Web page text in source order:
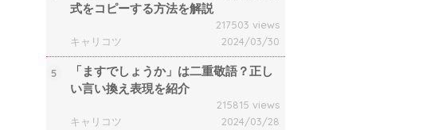
式をコピーする方法を解説
217503 views
キャリコツ
2024/03/30
5
「ますでしょうか」は二重敬語？正し
い言い換え表現を紹介
215815 views
キャリコツ
2024/03/28